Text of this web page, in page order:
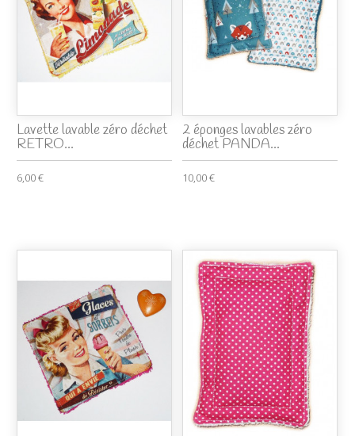
Lavette lavable zéro déchet
RETRO...
6,00 €
2 éponges lavables zéro
déchet PANDA...
10,00 €